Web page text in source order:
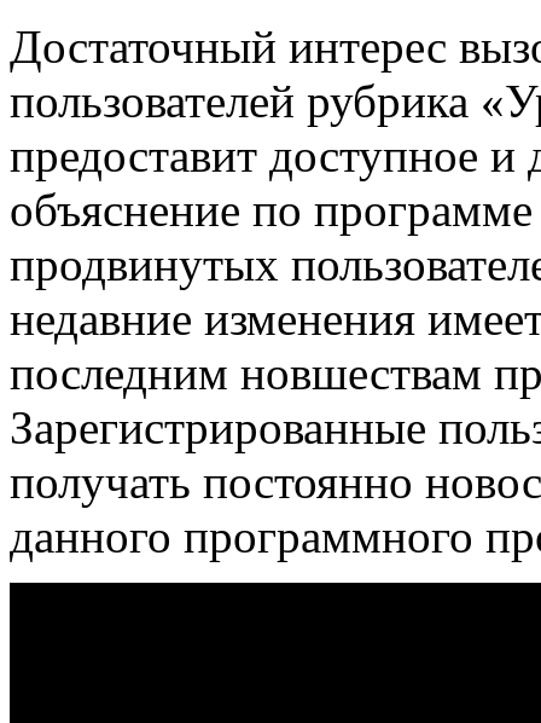
Достаточный интерес
пользователей рубрика
предоставит доступное и
объяснение по
продвинутых
недавние изменения
последним новшествам
Зарегистрированные
получать постоянно
данного программного